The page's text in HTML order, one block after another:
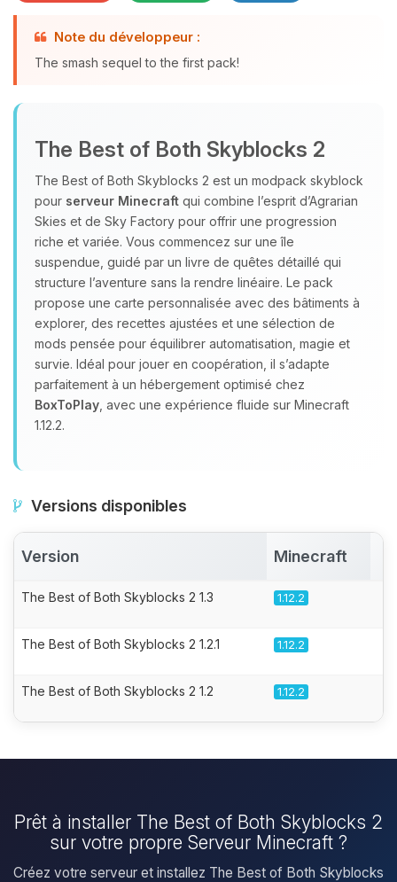
Note du développeur :
The smash sequel to the first pack!
The Best of Both Skyblocks 2
The Best of Both Skyblocks 2 est un modpack skyblock
pour serveur Minecraft qui combine l’esprit d’Agrarian
Skies et de Sky Factory pour offrir une progression
riche et variée. Vous commencez sur une île
suspendue, guidé par un livre de quêtes détaillé qui
structure l’aventure sans la rendre linéaire. Le pack
propose une carte personnalisée avec des bâtiments à
explorer, des recettes ajustées et une sélection de
mods pensée pour équilibrer automatisation, magie et
survie. Idéal pour jouer en coopération, il s’adapte
parfaitement à un hébergement optimisé chez
BoxToPlay , avec une expérience fluide sur Minecraft
1.12.2.
Versions disponibles
Version Minecraft
The Best of Both Skyblocks 2 1.3 1.12.2
The Best of Both Skyblocks 2 1.2.1 1.12.2
The Best of Both Skyblocks 2 1.2 1.12.2
Prêt à installer The Best of Both Skyblocks 2
sur votre propre Serveur Minecraft ?
Créez votre serveur et installez The Best of Both Skyblocks
Youpi, enfin quelqu’un pour me
parler ! Moi c’est Choupy, ton petit
08/08/2026 à 13:54